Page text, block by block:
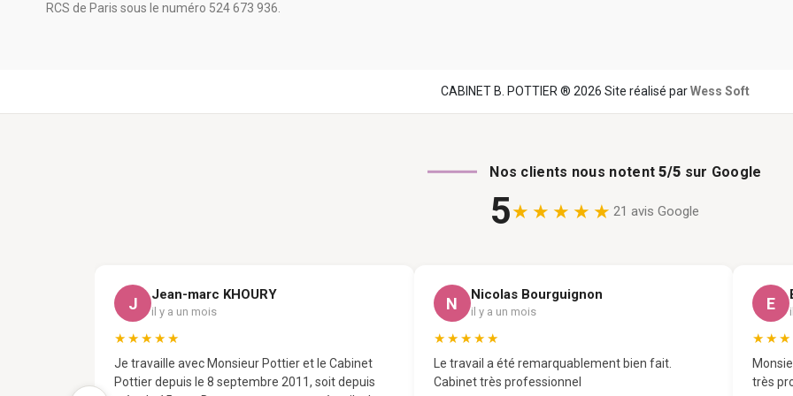
RCS de Paris sous le numéro 524 673 936.
CABINET B. POTTIER ® 2026 Site réalisé parWess Soft
Nos clients nous notent5/5 sur Google
5★★★★★ 21 avis Google
J Jean-marc KHOURY
il y a un mois
★★★★★
Je travaille avec Monsieur Pottier et le Cabinet
Pottier depuis le 8 septembre 2011, soit depuis
N Nicolas Bourguignon
il y a un mois
★★★★★
Le travail a été remarquablement bien fait.
Cabinet très professionnel
E
très